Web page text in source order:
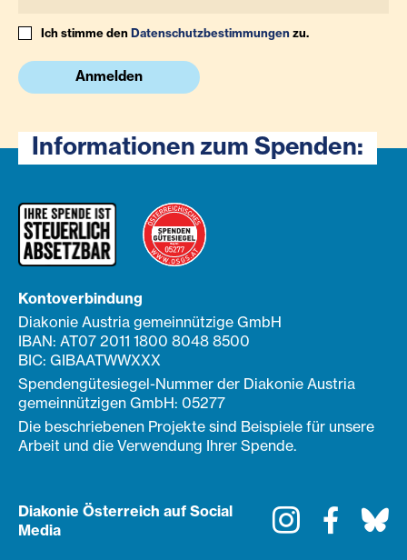
Ich stimme denDatenschutzbestimmungenzu.
Anmelden
Informationen zum Spenden:
Kontoverbindung
Diakonie Austria gemeinnützige GmbH
IBAN: AT07 2011 1800 8048 8500
BIC: GIBAATWWXXX
Spendengütesiegel-Nummer der Diakonie Austria
gemeinnützigen GmbH: 05277
Die beschriebenen Projekte sind Beispiele für unsere
Arbeit und die Verwendung Ihrer Spende.
Diakonie Österreich auf Social
Media
Instagram